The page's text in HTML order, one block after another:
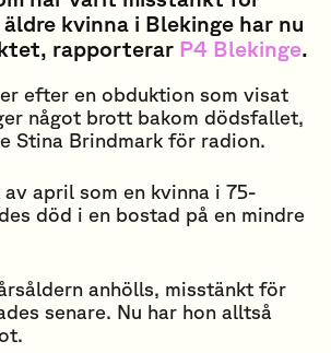
kvinna i Blekinge har nu
rapporterar P4 Blekinge.
efter en obduktion som visat
något brott bakom dödsfallet,
Stina Brindmark för radion.
april som en kvinna i 75-
död i en bostad på en mindre
anhölls, misstänkt för
senare. Nu har hon alltså